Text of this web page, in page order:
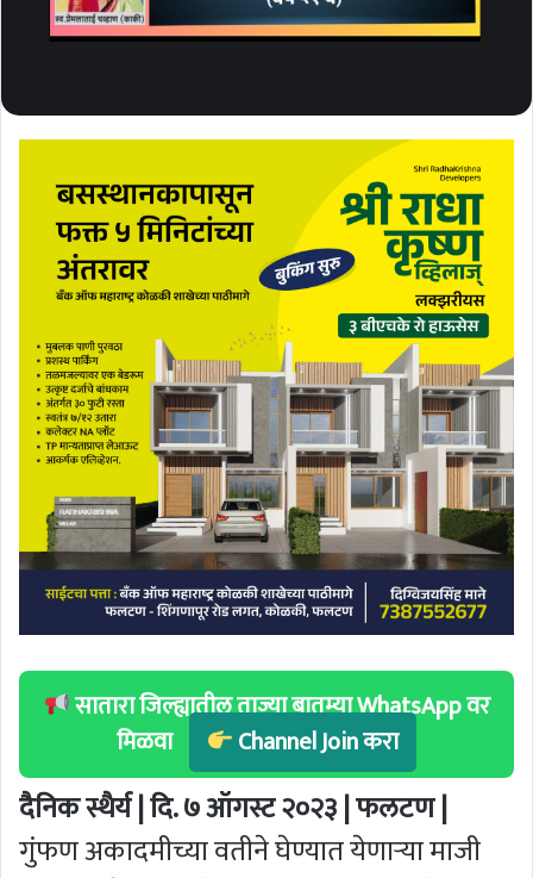
सातारा जिल्ह्यातील ताज्या बातम्या WhatsApp वर
मिळवा
Channel Join करा
दैनिक स्थैर्य | दि. ७ ऑगस्ट २०२३ | फलटण |
गुंफण अकादमीच्या वतीने घेण्यात येणार्‍या माजी